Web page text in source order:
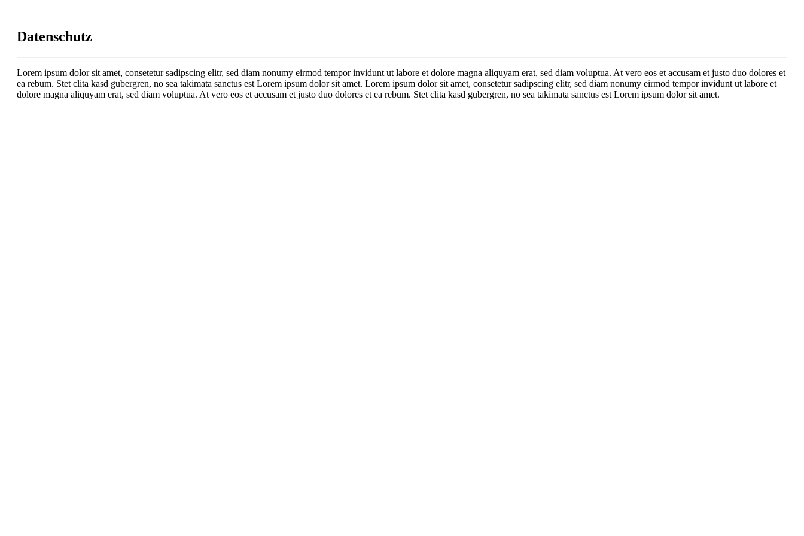
Datenschutz
Lorem ipsum dolor sit amet, consetetur sadipscing elitr, sed diam nonumy eirmod tempor invidunt ut labore et dolore magna aliquyam erat, sed diam voluptua. At vero eos et accusam et justo duo dolores et
ea rebum. Stet clita kasd gubergren, no sea takimata sanctus est Lorem ipsum dolor sit amet. Lorem ipsum dolor sit amet, consetetur sadipscing elitr, sed diam nonumy eirmod tempor invidunt ut labore et
dolore magna aliquyam erat, sed diam voluptua. At vero eos et accusam et justo duo dolores et ea rebum. Stet clita kasd gubergren, no sea takimata sanctus est Lorem ipsum dolor sit amet.